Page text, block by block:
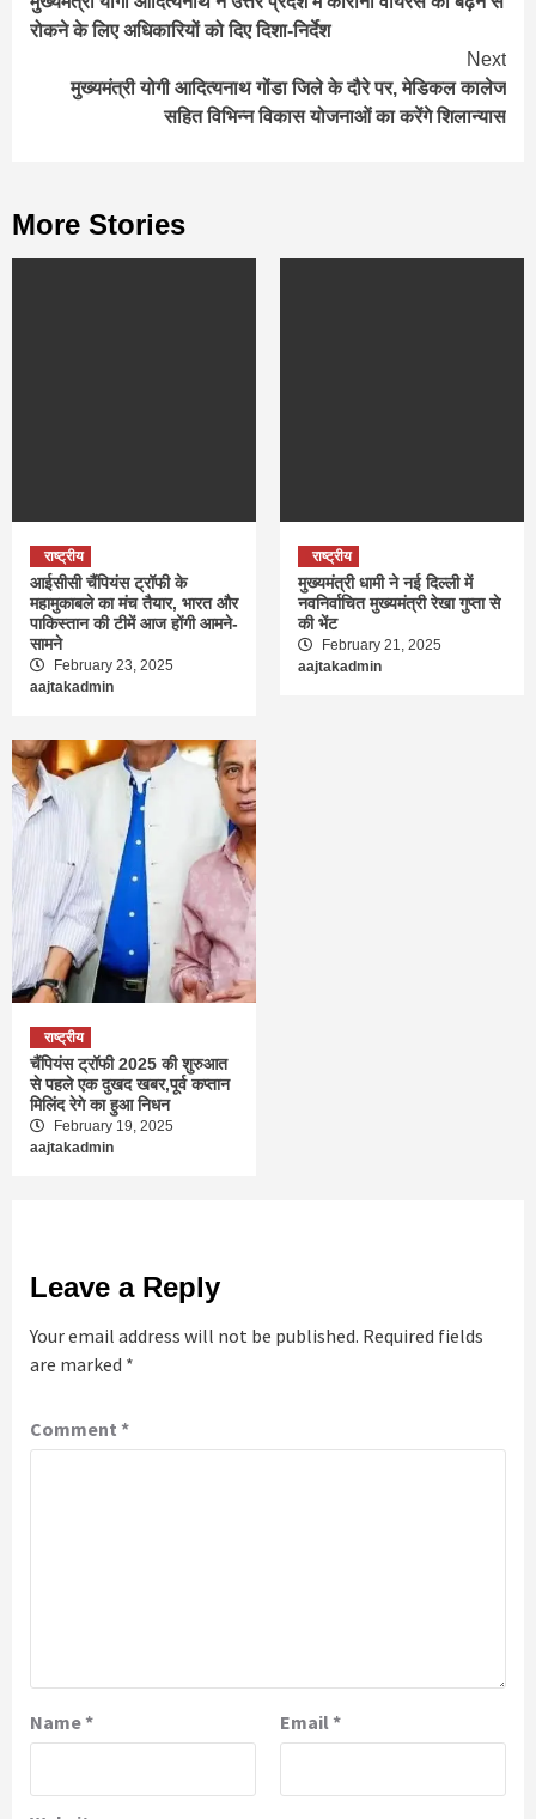
Reading
रोकने के लिए अधिकारियों को दिए दिशा-निर्देश
Next
मुख्यमंत्री योगी आदित्यनाथ गोंडा जिले के दौरे पर, मेडिकल कालेज
सहित विभिन्न विकास योजनाओं का करेंगे शिलान्यास
More Stories
राष्ट्रीय
आईसीसी चैंपियंस ट्रॉफी के
महामुकाबले का मंच तैयार, भारत और
पाकिस्तान की टीमें आज होंगी आमने-
सामने
February 23, 2025
aajtakadmin
राष्ट्रीय
मुख्यमंत्री धामी ने नई दिल्ली में
नवनिर्वाचित मुख्यमंत्री रेखा गुप्ता से
की भेंट
February 21, 2025
aajtakadmin
राष्ट्रीय
चैंपियंस ट्रॉफी 2025 की शुरुआत
से पहले एक दुखद खबर,पूर्व कप्तान
मिलिंद रेगे का हुआ निधन
February 19, 2025
aajtakadmin
Leave a Reply
Your email address will not be published. Required fields
are marked *
Comment *
Name* Email *